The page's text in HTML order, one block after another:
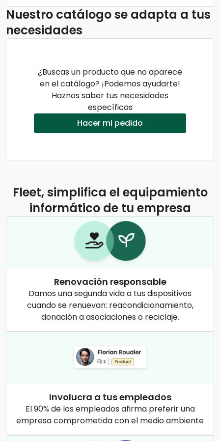
Nuestro catálogo se adapta a tus
necesidades
¿Buscas un producto que no aparece
en el catálogo? ¡Podemos ayudarte!
Haznos saber tus necesidades
específicas
Hacer mi pedido
Fleet, simplifica el equipamiento
informático de tu empresa
Renovación responsable
Damos una segunda vida a tus dispositivos
cuando se renuevan: reacondicionamiento,
donación a asociaciones o reciclaje.
Involucra a tus empleados
El 90% de los empleados afirma preferir una
empresa comprometida con el medio ambiente